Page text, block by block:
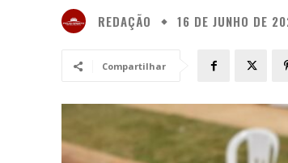
REDAÇÃO 16 DE JUNHO DE
Compartilhar